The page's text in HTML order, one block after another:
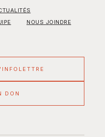
NOUS JOINDRE
DON